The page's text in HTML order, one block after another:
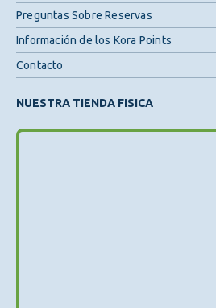
Preguntas Sobre Reservas
Información de los Kora Points
Contacto
NUESTRA TIENDA FISICA